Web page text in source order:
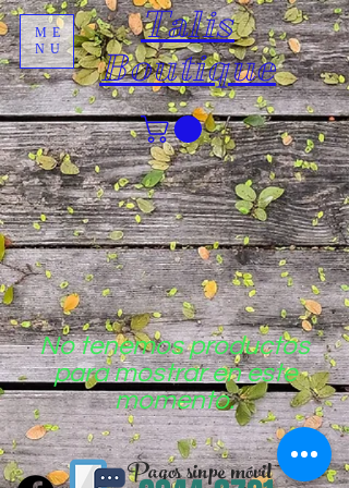
Talis
Boutique
ME
NU
No tenemos productos
para mostrar en este
momento.
Pagos sinpe móvil